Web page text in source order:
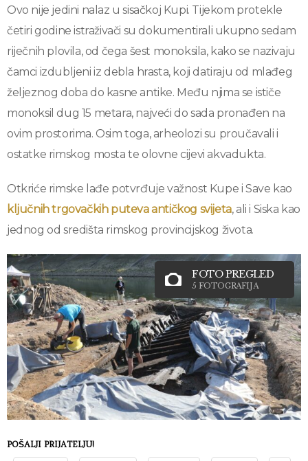
Ovo nije jedini nalaz u sisačkoj Kupi. Tijekom protekle
četiri godine istraživači su dokumentirali ukupno sedam
riječnih plovila, od čega šest monoksila, kako se nazivaju
čamci izdubljeni iz debla hrasta, koji datiraju od mlađeg
željeznog doba do kasne antike. Među njima se ističe
monoksil dug 15 metara, najveći do sada pronađen na
ovim prostorima. Osim toga, arheolozi su proučavali i
ostatke rimskog mosta te olovne cijevi akvadukta.
Otkriće rimske lađe potvrđuje važnost Kupe i Save kao
ključnih trgovačkih puteva antičkog svijeta, ali i Siska kao
jednog od središta rimskog provincijskog života.
FOTO PREGLED
5 FOTOGRAFIJA
POŠALJI PRIJATELJU!